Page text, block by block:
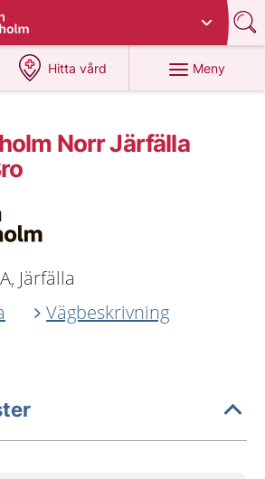
region
Hitta vård
på 1177.se
Meny
Norr Järfälla
Järfälla
Vägbeskrivning